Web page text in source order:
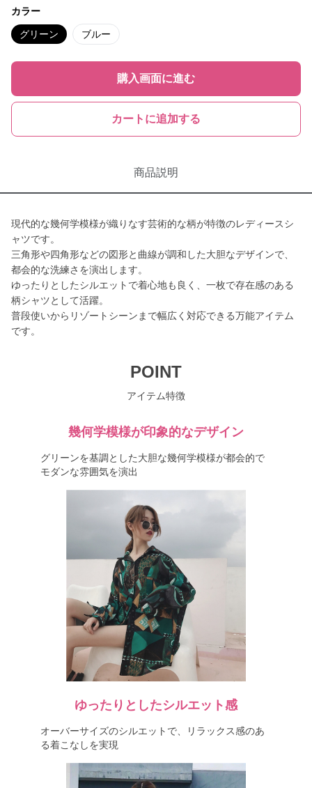
カラー
グリーン ブルー
購入画面に進む
カートに追加する
商品説明
現代的な幾何学模様が織りなす芸術的な柄が特徴のレディースシ
ャツです。
三角形や四角形などの図形と曲線が調和した大胆なデザインで、
都会的な洗練さを演出します。
ゆったりとしたシルエットで着心地も良く、一枚で存在感のある
柄シャツとして活躍。
普段使いからリゾートシーンまで幅広く対応できる万能アイテム
です。
POINT
アイテム特徴
幾何学模様が印象的なデザイン
グリーンを基調とした大胆な幾何学模様が都会的で
モダンな雰囲気を演出
ゆったりとしたシルエット感
オーバーサイズのシルエットで、リラックス感のあ
る着こなしを実現